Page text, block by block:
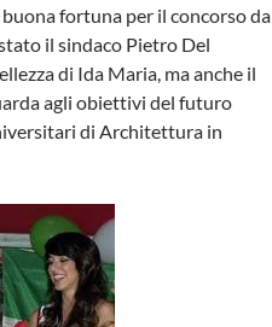
fortuna per il concorso da
il sindaco Pietro Del
di Ida Maria, ma anche il
agli obiettivi del futuro
di Architettura in